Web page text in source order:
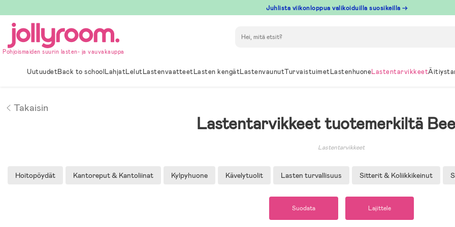
till
innehållet
Juhlista viikonloppua valikoiduilla suosikeilla →
Pohjoismaiden suurin lasten- ja vauvakauppa
UutuudetBack to schoolLahjatLelutLastenvaatteetLasten kengätLastenvaunutTurvaistuimetLastenhuoneLastentarvikkeet
Takaisin
Lastentarvikkeet tuotemerkiltä
Lastentarvikkeet
Hoitopöydät Kantoreput & Kantoliinat Kylpyhuone Kävelytuolit Lasten turvallisuus Sitterit & Koliikkikeinut
Suodata Lajittele